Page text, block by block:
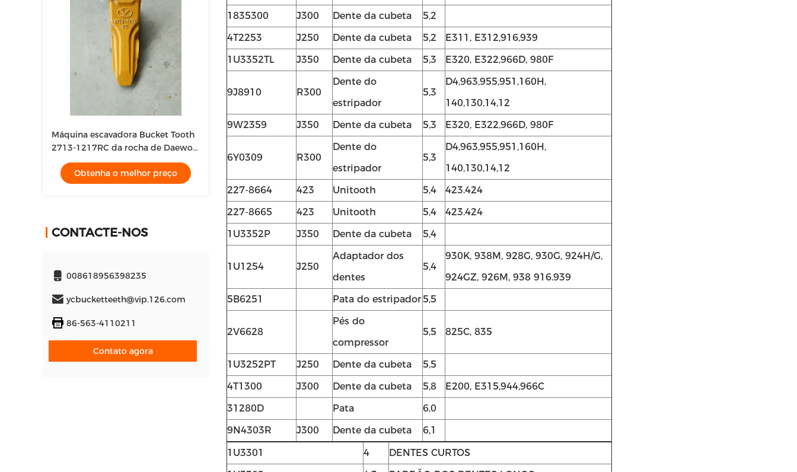
Máquina escavadora Bucket Tooth
2713-1217RC da rocha de Daewoo
DH220
Obtenha o melhor preço
CONTACTE-NOS
008618956398235
ycbucketteeth@vip.126.com
86-563-4110211
Contato agora
1835300 J300 Dente da cubeta
5,2
4T2253
J250 Dente da cubeta 5,2
E311, E312,916,939
1U3352TL
J350 Dente da cubeta 5,3 E320, E322,966D, 980F
9J8910 R300
Dente do
estripador
5,3
D4,963,955,951,160H,
140,130,14,12
9W2359
J350 Dente da cubeta 5,3 E320, E322,966D, 980F
6Y0309 R300
Dente do
estripador
5,3
D4,963,955,951,160H,
140,130,14,12
227-8664
423 Unitooth 5,4
423.424
227-8665
423 Unitooth 5,4
423.424
1U3352P
J350 Dente da cubeta 5,4
1U1254 J250
Adaptador dos
dentes
5,4
930K, 938M, 928G, 930G, 924H/G,
924GZ, 926M, 938 916.939
5B6251
Pata do estripador5,5
2V6628
Pés do
compressor
5,5 825C, 835
1U3252PT J250 Dente da cubeta
5,5
4T1300
J300 Dente da cubeta 5,8
E200, E315,944,966C
31280D
Pata
6,0
9N4303R
J300 Dente da cubeta
6,1
1U3301
4
DENTES CURTOS